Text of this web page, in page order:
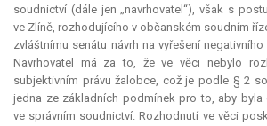
soudnictví (dále jen „navrhovatel“), však s
ve Zlíně, rozhodujícího v občanském soudním
zvláštnímu senátu návrh na vyřešení
Navrhovatel má za to, že ve věci nebylo
subjektivním právu žalobce, což je podle § 2
jedna ze základních podmínek pro to, aby byla
ve správním soudnictví. Rozhodnutí ve věci